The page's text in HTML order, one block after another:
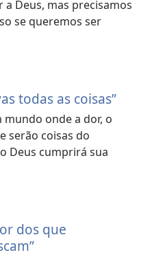
a Deus, mas precisamos
se queremos ser
todas as coisas”
onde a dor, o
serão coisas do
Deus cumprirá sua
dos que